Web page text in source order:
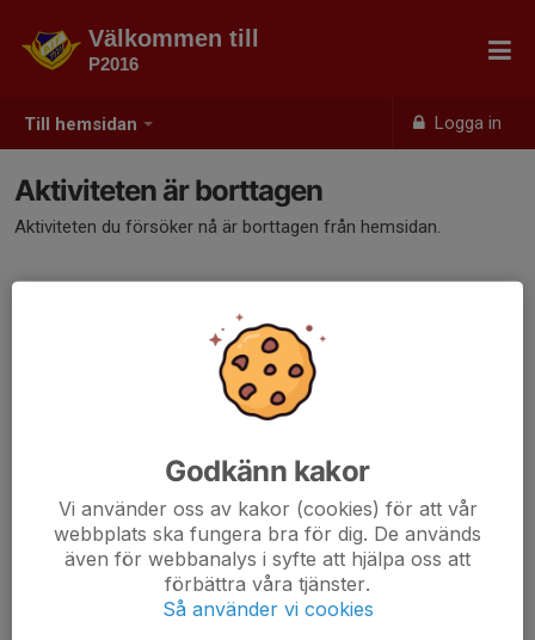
Till hemsidan Logga in
Välkommen till
P2016
Aktiviteten är borttagen
Aktiviteten du försöker nå är borttagen från hemsidan.
Godkänn kakor
Vi använder oss av kakor (cookies) för att vår
webbplats ska fungera bra för dig. De används
även för webbanalys i syfte att hjälpa oss att
förbättra våra tjänster.
Så använder vi cookies